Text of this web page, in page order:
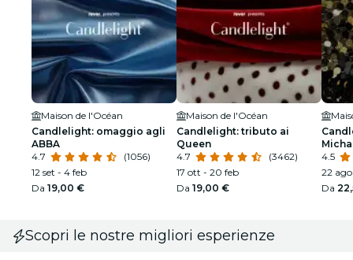
Maison de l'Océan
Candlelight: omaggio agli
ABBA
4.7
(1056)
12 set - 4 feb
Da 19,00 €
Maison de l'Océan
Candlelight: tributo ai
Queen
4.7
(3462)
17 ott - 20 feb
Da 19,00 €
4.5
22
Da
Scopri le nostre migliori esperienze